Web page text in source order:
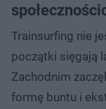
Trainsurfing nie
początki sięgają
Zachodnim
formę buntu i